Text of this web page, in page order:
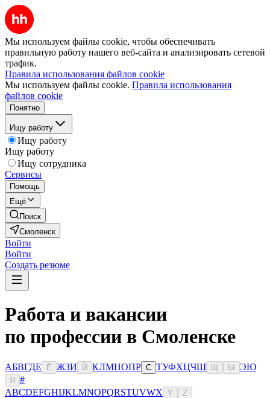
Мы используем файлы cookie, чтобы обеспечивать
правильную работу нашего веб-сайта и анализировать сетевой
трафик.
Правила использования файлов cookie
Мы используем файлы cookie. Правила использования
файлов cookie
Понятно
Ищу работу
Ищу работу
Ищу работу
Ищу сотрудника
Сервисы
Помощь
Ещё
Поиск
Смоленск
Войти
Войти
Создать резюме
Работа и вакансии
по профессии в Смоленске
АБВГДЕ Ё ЖЗИ Й КЛМНОПР С ТУФХЦЧШ Ы ЭЮ
Я
#
ABCDEFGHIJKLMNOPQRSTUVWX Y Z